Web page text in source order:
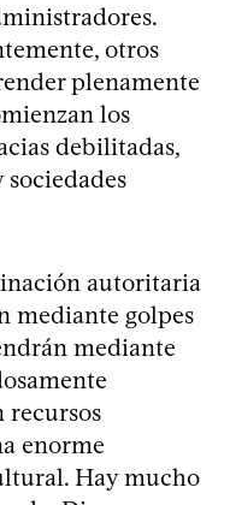
otros
plenamente
los
debilitadas,
autoritaria
mediante golpes
mediante
recursos
enorme
Hay mucho